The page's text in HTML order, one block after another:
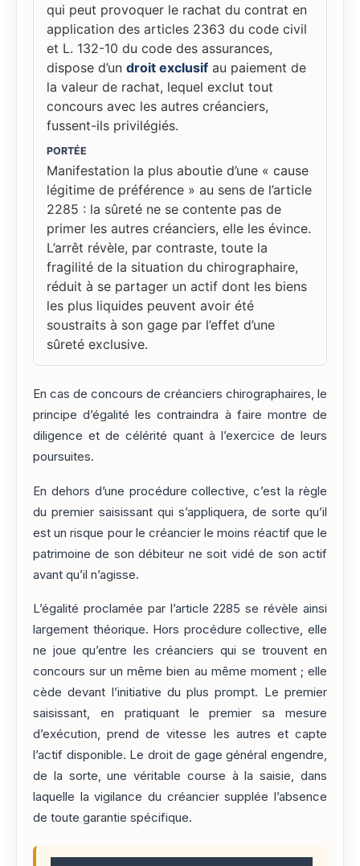
qui peut provoquer le rachat du contrat en
application des articles 2363 du code civil
et L. 132-10 du code des assurances,
dispose d’un droit exclusif au paiement de
la valeur de rachat, lequel exclut tout
concours avec les autres créanciers,
fussent-ils privilégiés.
PORTÉE
Manifestation la plus aboutie d’une « cause
légitime de préférence » au sens de l’article
2285 : la sûreté ne se contente pas de
primer les autres créanciers, elle les évince.
L’arrêt révèle, par contraste, toute la
fragilité de la situation du chirographaire,
réduit à se partager un actif dont les biens
les plus liquides peuvent avoir été
soustraits à son gage par l’effet d’une
sûreté exclusive.
En cas de concours de créanciers chirographaires, le
principe d’égalité les contraindra à faire montre de
diligence et de célérité quant à l’exercice de leurs
poursuites.
En dehors d’une procédure collective, c’est la règle
du premier saisissant qui s’appliquera, de sorte qu’il
est un risque pour le créancier le moins réactif que le
patrimoine de son débiteur ne soit vidé de son actif
avant qu’il n’agisse.
L’égalité proclamée par l’article 2285 se révèle ainsi
largement théorique. Hors procédure collective, elle
ne joue qu’entre les créanciers qui se trouvent en
concours sur un même bien au même moment ; elle
cède devant l’initiative du plus prompt. Le premier
saisissant, en pratiquant le premier sa mesure
d’exécution, prend de vitesse les autres et capte
l’actif disponible. Le droit de gage général engendre,
de la sorte, une véritable course à la saisie, dans
laquelle la vigilance du créancier supplée l’absence
de toute garantie spécifique.